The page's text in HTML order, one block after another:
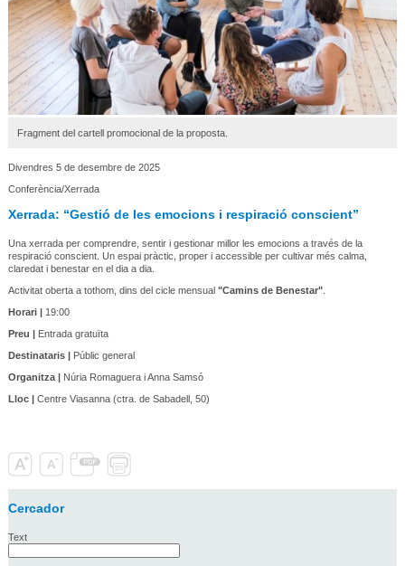
Fragment del cartell promocional de la proposta.
Divendres 5 de desembre de 2025
Conferència/Xerrada
Xerrada: “Gestió de les emocions i respiració conscient”
Una xerrada per comprendre, sentir i gestionar millor les emocions a través de la
respiració conscient. Un espai pràctic, proper i accessible per cultivar més calma,
claredat i benestar en el dia a dia.
Activitat oberta a tothom, dins del cicle mensual "Camins de Benestar".
Horari |19:00
Preu |Entrada gratuïta
Destinataris |Públic general
Organitza |Núria Romaguera i Anna Samsó
Lloc |Centre Viasanna (ctra. de Sabadell, 50)
Cercador
Text